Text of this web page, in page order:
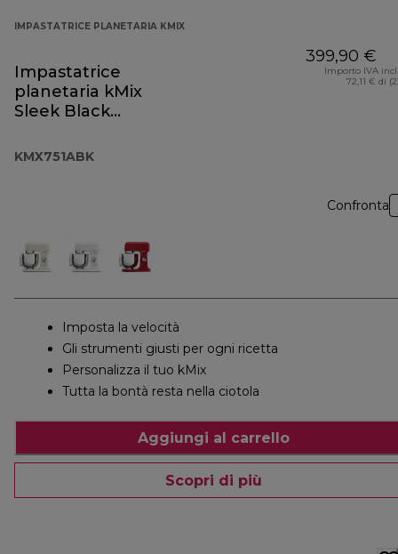
IMPASTATRICE PLANETARIA KMIX
Impastatrice
planetaria kMix
Sleek Black
KMX751ABK
399,90 €
Importo IVA
72,11 € di
Confronta
Imposta la velocità
Gli strumenti giusti per ogni ricetta
Personalizza il tuo kMix
Tutta la bontà resta nella ciotola
Aggiungi al carrello
Scopri di più